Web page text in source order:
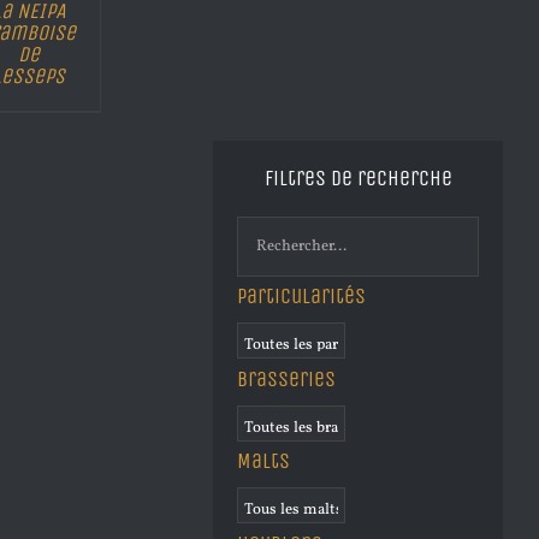
NEIPA
de
Filtres de recherche
Particularités
Brasseries
Malts